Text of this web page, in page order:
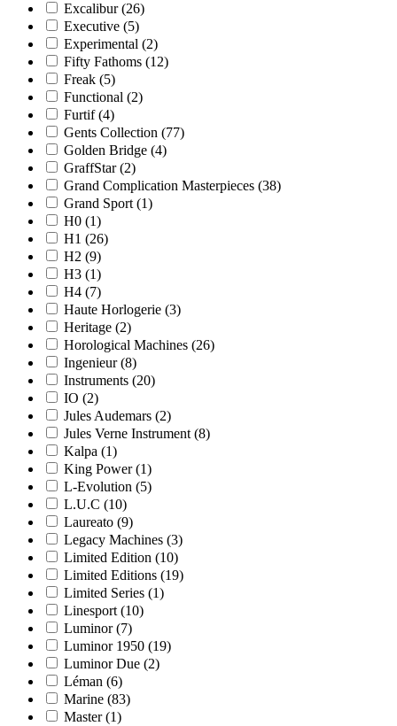
Excalibur (26)
Executive (5)
Experimental (2)
Fifty Fathoms (12)
Freak (5)
Functional (2)
Furtif (4)
Gents Collection (77)
Golden Bridge (4)
GraffStar (2)
Grand Complication Masterpieces (38)
Grand Sport (1)
H0 (1)
H1 (26)
H2 (9)
H3 (1)
H4 (7)
Haute Horlogerie (3)
Heritage (2)
Horological Machines (26)
Ingenieur (8)
Instruments (20)
IO (2)
Jules Audemars (2)
Jules Verne Instrument (8)
Kalpa (1)
King Power (1)
L-Evolution (5)
L.U.C (10)
Laureato (9)
Legacy Machines (3)
Limited Edition (10)
Limited Editions (19)
Limited Series (1)
Linesport (10)
Luminor (7)
Luminor 1950 (19)
Luminor Due (2)
Léman (6)
Marine (83)
Master (1)